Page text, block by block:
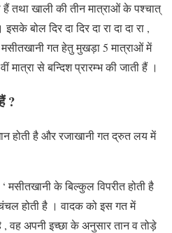
हैं तथा खाली की तीन मात्राओं के पश्चात्
बोल दिर दा दिर दा रा दा दा रा ,
। मसीतखानी गत हेतु मुखड़ा 5 मात्राओं में
मात्रा से बन्दिश प्रारम्भ की जाती हैं ।
?
होती है और रजाखानी गत द्रुत लय में
के बिल्कुल विपरीत होती है
होती है । वादक को इस गत में
, वह अपनी इच्छा के अनुसार तान व तोड़े